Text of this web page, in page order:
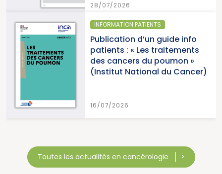
28/07/2026
INFORMATION PATIENTS
Publication d’un guide info
patients : « Les traitements
des cancers du poumon »
(Institut National du Cancer)
16/07/2026
Toutes les actualités en cancérologie